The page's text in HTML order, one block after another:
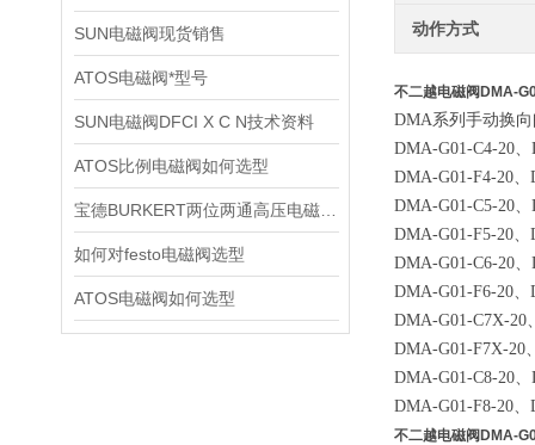
SUN电磁阀现货销售
ATOS电磁阀*型号
SUN电磁阀DFCI X C N技术资料
ATOS比例电磁阀如何选型
如何对festo电磁阀选型
ATOS电磁阀如何选型
动作方式
不二越电磁阀DMA-
DMA系列手动换
DMA-G01-C4-20、
DMA-G01-F4-20、
DMA-G01-C5-20、
DMA-G01-F5-20、
DMA-G01-C6-20、
DMA-G01-F6-20、
DMA-G01-C7X-20
DMA-G01-F7X-20
DMA-G01-C8-20、
DMA-G01-F8-20、
不二越电磁阀DMA-